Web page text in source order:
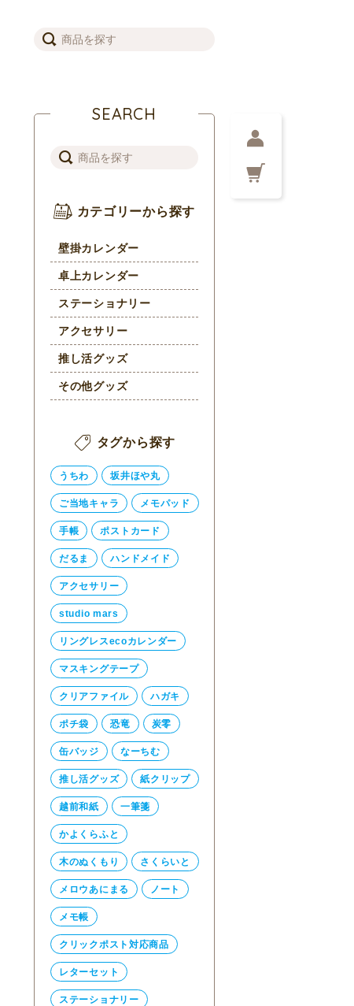
SEARCH
カテゴリーから探す
壁掛カレンダー
卓上カレンダー
ステーショナリー
アクセサリー
推し活グッズ
その他グッズ
タグから探す
うちわ 坂井ほや丸
ご当地キャラ メモパッド
手帳 ポストカード
だるま ハンドメイド
アクセサリー
studio mars
リングレスecoカレンダー
マスキングテープ
クリアファイル ハガキ
ポチ袋 恐竜 炭零
缶バッジ なーちむ
推し活グッズ 紙クリップ
越前和紙 一筆箋
かよくらふと
木のぬくもり さくらいと
メロウあにまる ノート
メモ帳
クリックポスト対応商品
レターセット
ステーショナリー